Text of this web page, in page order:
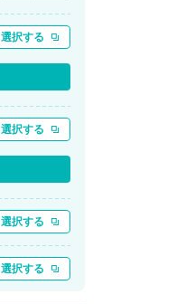
選択する
選択する
選択する
選択する